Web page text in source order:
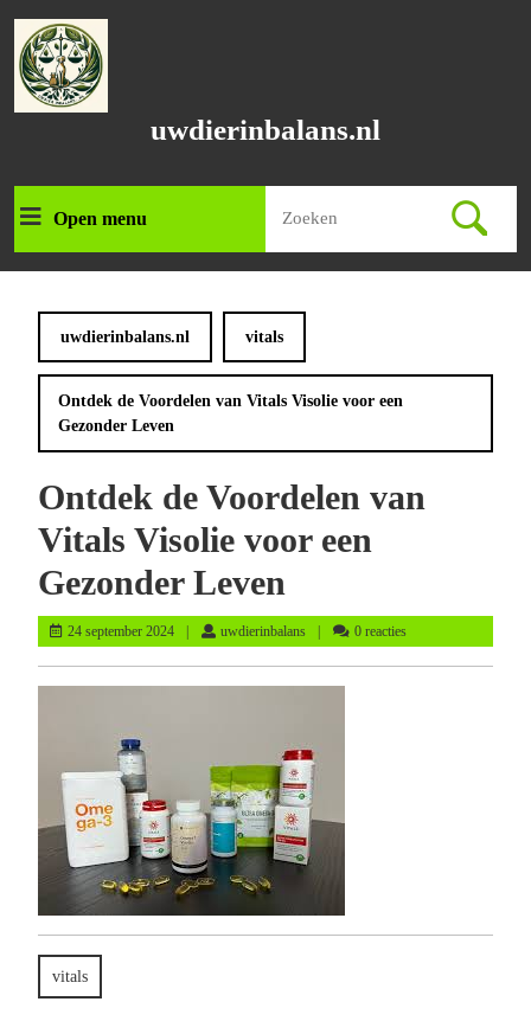
naar
inhoud
uwdierinbalans.nl
Open menuOpen
menu
naar:
uwdierinbalans.nl vitals
Ontdek de Voordelen van Vitals Visolie voor een
Gezonder Leven
Ontdek de Voordelen van
Vitals Visolie voor een
Gezonder Leven
24 september 202424
september
uwdierinbalansuwdierinbalans
0 reacties
vitals